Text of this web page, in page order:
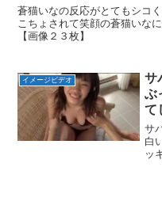
蒼猫いなの反応がとてもシコ
こちょされて笑顔の蒼猫いな
【画像２３枚】
イメージビデオ
サ
ぶ
て
サ
白
ッ